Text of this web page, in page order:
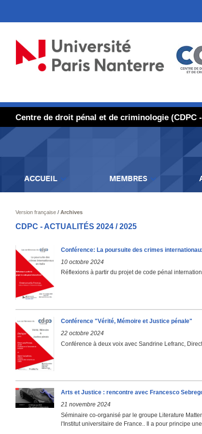
Centre de droit pénal et de criminologie (CDPC -
ACCUEIL MEMBRES
Version française/ Archives
CDPC - ACTUALITÉS 2024 / 2025
Conférence: La poursuite des crimes
10 octobre 2024
Réflexions à partir du projet de code pénal
Conférence "Vérité, Mémoire et Justice pénale"
22 octobre 2024
Conférence à deux voix avec Sandrine Lefranc,
Arts et Justice : rencontre avec Francesco
21 novembre 2024
Séminaire co-organisé par le groupe Literature
l'Institut universitaire de France.. Il a pour principe